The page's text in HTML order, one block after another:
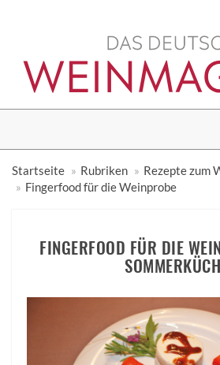
Startseite
Rubriken
Rezepte zum
Fingerfood für die Weinprobe
FINGERFOOD FÜR DIE